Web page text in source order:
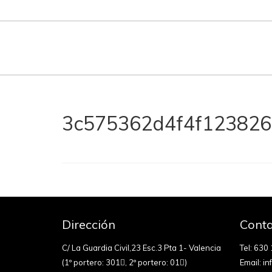
Dirección
C/ La Guardia Civil,23 Esc.3 Pta 1- Valencia
(1º portero: 301
, 2º portero: 01 )
Tel: 630
Email: